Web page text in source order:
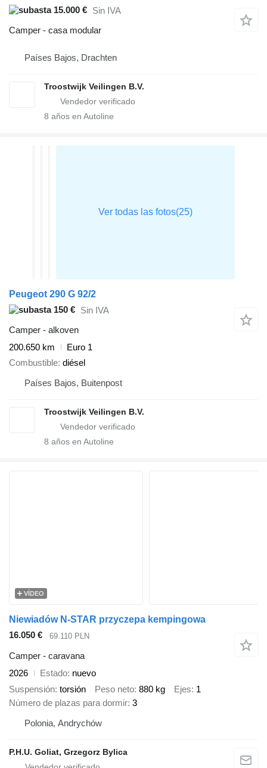
15.000 € Sin IVA
Camper - casa modular
Países Bajos, Drachten
Troostwijk Veilingen B.V.
8 años en Autoline
Peugeot 290 G 92/2
150 € Sin IVA
Camper - alkoven
200.650 km
Euro 1
Combustible diésel
Países Bajos, Buitenpost
Troostwijk Veilingen B.V.
8 años en Autoline
VÍDEO
Niewiadów N-STAR przyczepa kempingowa
16.050 €
69.110 PLN
Camper - caravana
2026
Estado nuevo
Suspensión torsión Peso neto 880 kg Ejes 1
Número de plazas para dormir 3
Polonia, Andrychów
P.H.U. Goliat, Grzegorz Bylica